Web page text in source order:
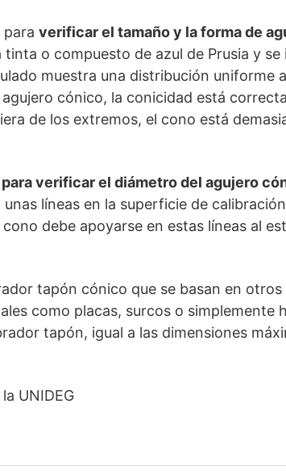
para verificar el tamaño y la forma de
o compuesto de azul de Prusia y se
muestra una distribución uniforme
cónico, la conicidad está
de los extremos, el cono está
verificar el diámetro del agujero
líneas en la superficie de
debe apoyarse en estas líneas al
tapón cónico que se basan en
como placas, surcos o simplemente
tapón, igual a las dimensiones
UNIDEG